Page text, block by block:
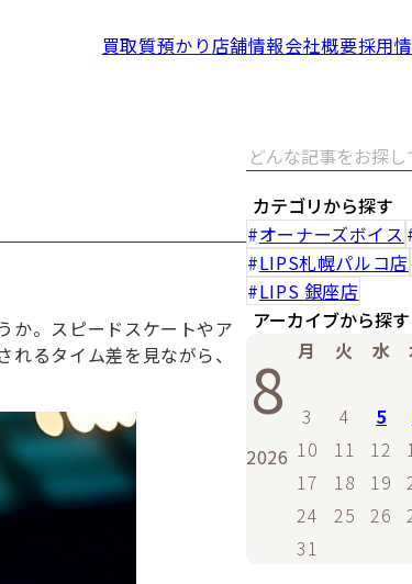
買取質預かり 店舗情報会社概要採用
か。スピードスケートやア
るタイム差を見ながら、
カテゴリから探す
オーナーズボイス
LIPS札幌パルコ店
LIPS 銀座店
アーカイブから探す
8
2026
月 火 水
3
4 5
10
11 12
17
18 19
24
25 26
31